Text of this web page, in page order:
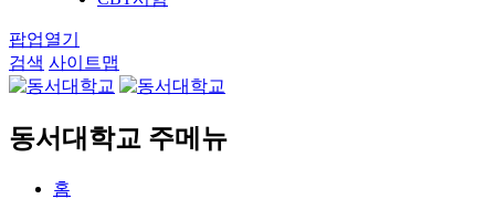
팝업열기
검색 사이트맵
동서대학교 주메뉴
홈